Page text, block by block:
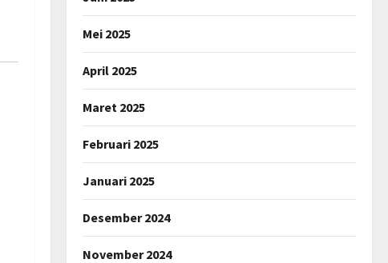
Mei 2025
April 2025
Maret 2025
Februari 2025
Januari 2025
Desember 2024
November 2024